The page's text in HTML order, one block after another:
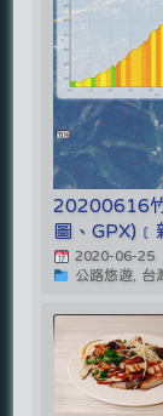
20200616
圖、GPX)﹝
2020-06-25
公路悠遊, 台